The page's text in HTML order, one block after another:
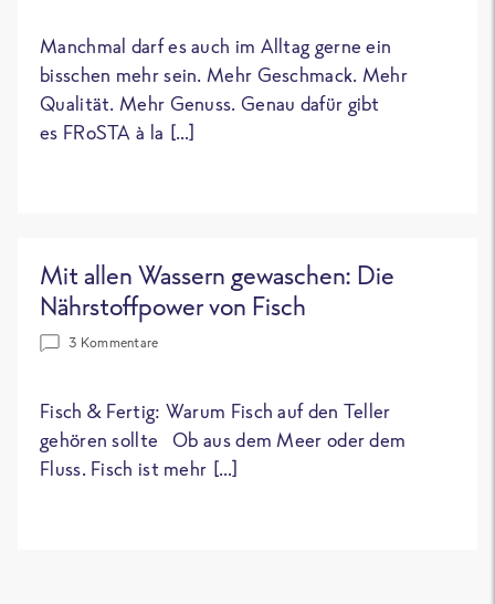
Manchmal darf es auch im Alltag gerne ein
bisschen mehr sein. Mehr Geschmack. Mehr
Qualität. Mehr Genuss. Genau dafür gibt
es FRoSTA à la […]
Mit allen Wassern gewaschen: Die
Nährstoffpower von Fisch
3 Kommentare
Fisch & Fertig: Warum Fisch auf den Teller
gehören sollte Ob aus dem Meer oder dem
Fluss. Fisch ist mehr […]